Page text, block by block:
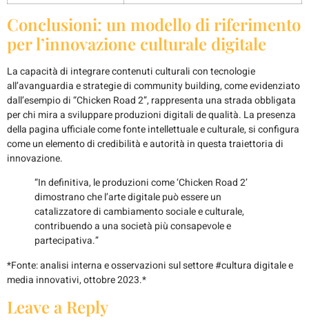
Conclusioni: un modello di riferimento
per l’innovazione culturale digitale
La capacità di integrare contenuti culturali con tecnologie
all’avanguardia e strategie di community building, come evidenziato
dall’esempio di “Chicken Road 2”, rappresenta una strada obbligata
per chi mira a sviluppare produzioni digitali de qualità. La presenza
della pagina ufficiale come fonte intellettuale e culturale, si configura
come un elemento di credibilità e autorità in questa traiettoria di
innovazione.
“In definitiva, le produzioni come ‘Chicken Road 2’
dimostrano che l’arte digitale può essere un
catalizzatore di cambiamento sociale e culturale,
contribuendo a una società più consapevole e
partecipativa.”
*Fonte: analisi interna e osservazioni sul settore #cultura digitale e
media innovativi, ottobre 2023.*
Leave a Reply